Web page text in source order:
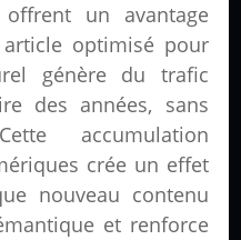
un avantage
optimisé pour
génère du trafic
des années, sans
accumulation
crée un effet
nouveau contenu
et renforce